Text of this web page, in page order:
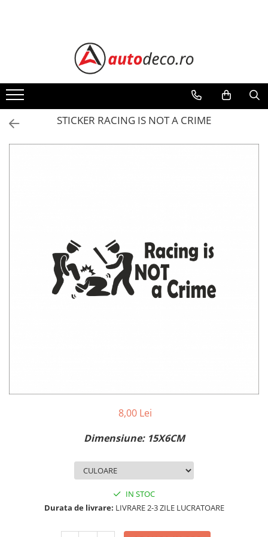
ALFA ROMEO
BMW
CHEVROLET
VOLVO
STICKERE PARBRIZ
STICKERE STALPI SI GEAM MIC
STICKER RACING IS NOT A CRIME
8,00 Lei
Dimensiune: 15X6CM
IN STOC
Durata de livrare: LIVRARE 2-3 ZILE LUCRATOARE